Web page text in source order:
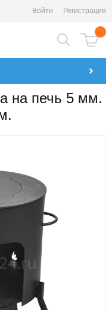
Войти Регистрация
на печь 5 мм.